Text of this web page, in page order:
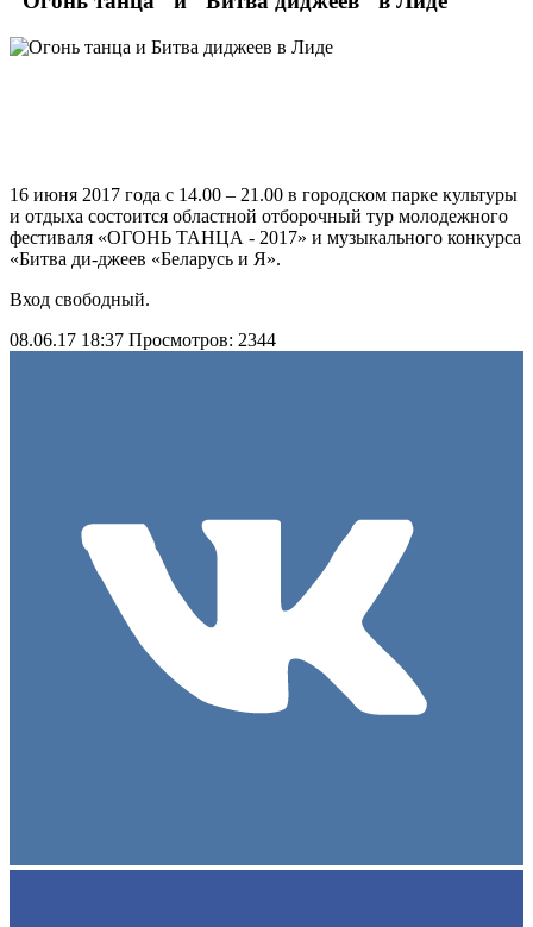
16 июня 2017 года с 14.00 – 21.00 в городском парке культуры
и отдыха состоится областной отборочный тур молодежного
фестиваля «ОГОНЬ ТАНЦА - 2017» и музыкального конкурса
«Битва ди-джеев «Беларусь и Я».
Вход свободный.
08.06.17 18:37 Просмотров: 2344